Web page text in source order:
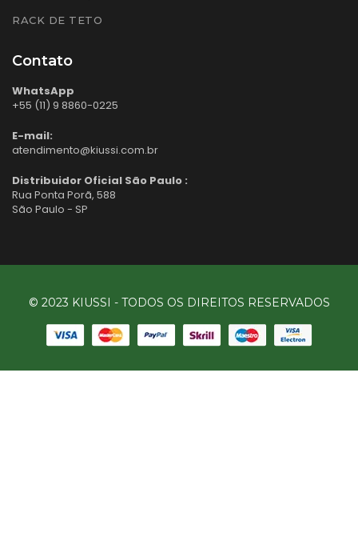
RACK DE TETO
Contato
WhatsApp
+55 (11) 9 8860-0225
E-mail:
atendimento@kiussi.com.br
Distribuidor Oficial São Paulo :
Rua Ponta Porã, 588
São Paulo - SP
© 2023 KIUSSI - TODOS OS DIREITOS RESERVADOS